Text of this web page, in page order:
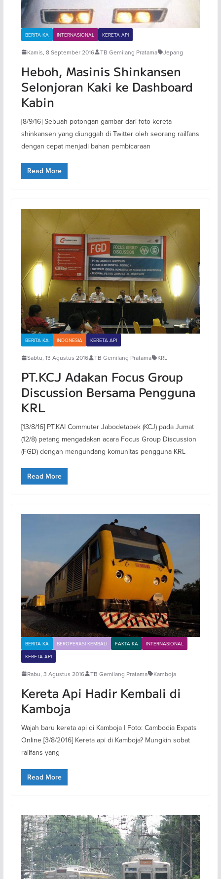
BERITA KA INTERNASIONAL KERETA API
Kamis, 8 September 2016 TB Gemilang Pratama Jepang
Heboh, Masinis Shinkansen
Selonjoran Kaki ke Dashboard
Kabin
[8/9/16] Sebuah potongan gambar dari foto kereta
shinkansen yang diunggah di Twitter oleh seorang railfans
dengan cepat menjadi bahan pembicaraan
Read More
BERITA KA INDONESIA KERETA API
Sabtu, 13 Agustus 2016 TB Gemilang Pratama KRL
PT.KCJ Adakan Focus Group
Discussion Bersama Pengguna
KRL
[13/8/16] PT.KAI Commuter Jabodetabek (KCJ) pada Jumat
(12/8) petang mengadakan acara Focus Group Discussion
(FGD) dengan mengundang komunitas pengguna KRL
Read More
BERITA KA BEROPERASI KEMBALI FAKTA KA
INTERNASIONAL
KERETA API
Rabu, 3 Agustus 2016 TB Gemilang Pratama Kamboja
Kereta Api Hadir Kembali di
Kamboja
Wajah baru kereta api di Kamboja | Foto: Cambodia Expats
Online [3/8/2016] Kereta api di Kamboja? Mungkin sobat
railfans yang
Read More